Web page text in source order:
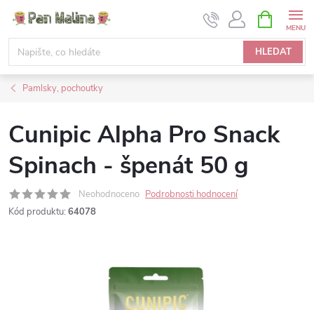
Přejít
obsah
HLEDAT
NÁKUPNÍ
KOŠÍK
Pamlsky, pochoutky
Cunipic Alpha Pro Snack
Spinach - špenát 50 g
Neohodnoceno Podrobnosti hodnocení
Kód produktu: 64078